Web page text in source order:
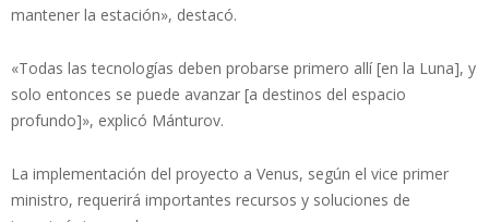
mantener la estación», destacó.
«Todas las tecnologías deben probarse primero allí [en la Luna], y
solo entonces se puede avanzar [a destinos del espacio
profundo]», explicó Mánturov.
La implementación del proyecto a Venus, según el vice primer
ministro, requerirá importantes recursos y soluciones de